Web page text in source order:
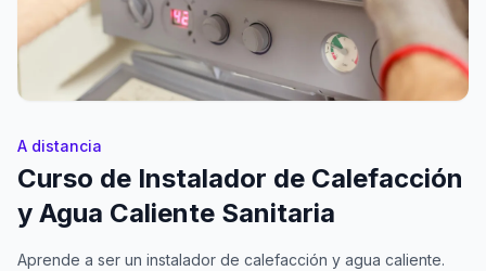
A distancia
Curso de Instalador de Calefacción
y Agua Caliente Sanitaria
Aprende a ser un instalador de calefacción y agua caliente.